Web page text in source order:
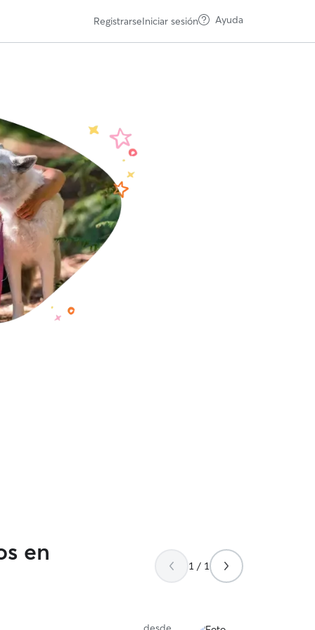
RegistrarseIniciar sesión Ayuda
en
1 / 1